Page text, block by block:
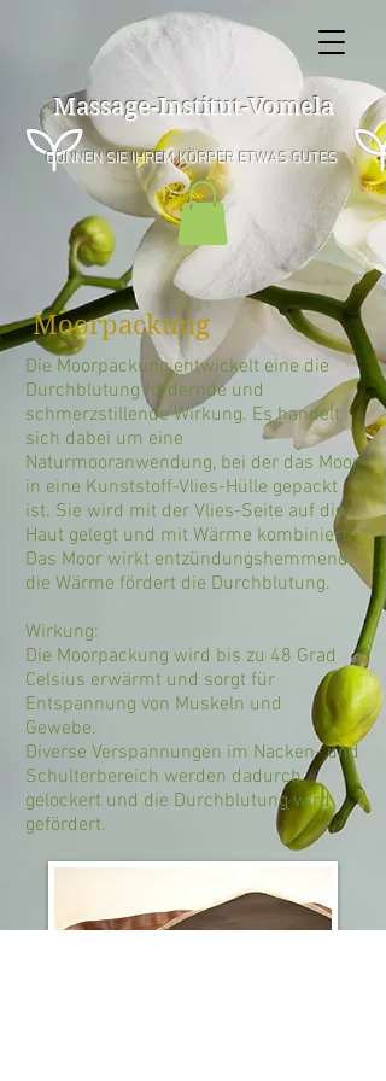
Massage-Institut-Vomela
GÖNNEN SIE IHREM KÖRPER ETWAS GUTES
Moorpackung
Die Moorpackung entwickelt eine die
Durchblutung fördernde und
schmerzstillende Wirkung. Es handelt
sich dabei um eine
Naturmooranwendung, bei der das Moor
in eine Kunststoff-Vlies-Hülle gepackt
ist. Sie wird mit der Vlies-Seite auf die
Haut gelegt und mit Wärme kombiniert.
Das Moor wirkt entzündungshemmend,
die Wärme fördert die Durchblutung.
Wirkung:
Die Moorpackung wird bis zu 48 Grad
Celsius erwärmt und sorgt für
Entspannung von Muskeln und
Gewebe.
Diverse Verspannungen im Nacken- und
Schulterbereich werden dadurch
gelockert und die Durchblutung wird
gefördert.